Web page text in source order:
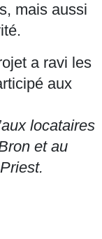
mais aussi
a ravi les
aux
locataires
et au